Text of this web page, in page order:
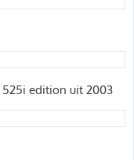
edition uit 2003